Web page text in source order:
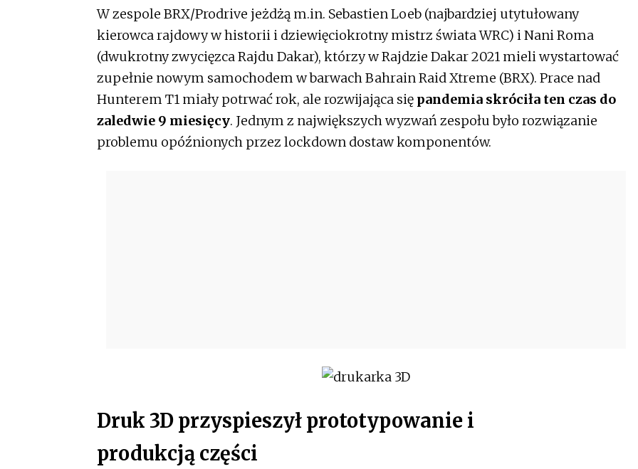
W zespole BRX/Prodrive jeżdżą m.in. Sebastien Loeb (najbardziej utytułowany
kierowca rajdowy w historii i dziewięciokrotny mistrz świata WRC) i Nani Roma
(dwukrotny zwycięzca Rajdu Dakar), którzy w Rajdzie Dakar 2021 mieli wystartować
zupełnie nowym samochodem w barwach Bahrain Raid Xtreme (BRX). Prace nad
Hunterem T1 miały potrwać rok, ale rozwijająca się pandemia skróciła ten czas do
zaledwie 9 miesięcy. Jednym z największych wyzwań zespołu było rozwiązanie
problemu opóźnionych przez lockdown dostaw komponentów.
Druk 3D przyspieszył prototypowanie i
produkcją części